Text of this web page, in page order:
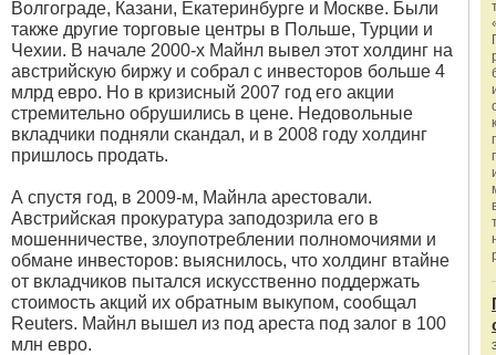
Волгограде, Казани, Екатеринбурге и Москве. Были
также другие торговые центры в Польше, Турции и
Чехии. В начале 2000-х Майнл вывел этот холдинг на
австрийскую биржу и собрал с инвесторов больше 4
млрд евро. Но в кризисный 2007 год его акции
стремительно обрушились в цене. Недовольные
вкладчики подняли скандал, и в 2008 году холдинг
пришлось продать.
А спустя год, в 2009-м, Майнла арестовали.
Австрийская прокуратура заподозрила его в
мошенничестве, злоупотреблении полномочиями и
обмане инвесторов: выяснилось, что холдинг втайне
от вкладчиков пытался искусственно поддержать
стоимость акций их обратным выкупом, сообщал
Reuters. Майнл вышел из под ареста под залог в 100
млн евро.